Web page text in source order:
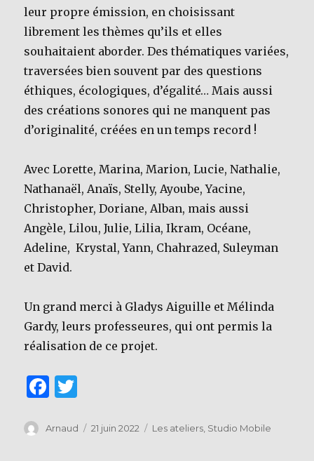
leur propre émission, en choisissant
librement les thèmes qu’ils et elles
souhaitaient aborder. Des thématiques variées,
traversées bien souvent par des questions
éthiques, écologiques, d’égalité… Mais aussi
des créations sonores qui ne manquent pas
d’originalité, créées en un temps record !
Avec Lorette, Marina, Marion, Lucie, Nathalie,
Nathanaël, Anaïs, Stelly, Ayoube, Yacine,
Christopher, Doriane, Alban, mais aussi
Angèle, Lilou, Julie, Lilia, Ikram, Océane,
Adeline, Krystal, Yann, Chahrazed, Suleyman
et David.
Un grand merci à Gladys Aiguille et Mélinda
Gardy, leurs professeures, qui ont permis la
réalisation de ce projet.
F
c
it
Auteur
Arnaud
Publié
21 juin 2022 Catégories
Les ateliers Studio Mobile